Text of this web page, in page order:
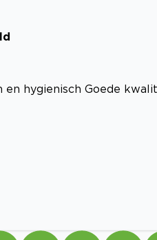
hygienisch Goede